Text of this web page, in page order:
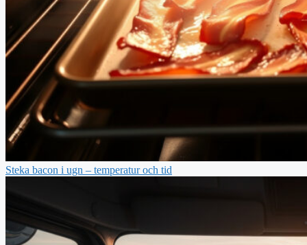
Steka bacon i ugn – temperatur och tid